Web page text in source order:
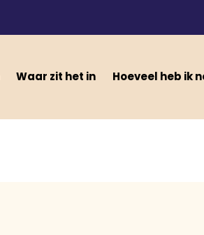
Waar zit het in Hoeveel heb ik